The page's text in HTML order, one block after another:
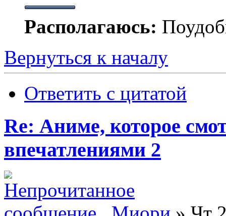
Располагаюсь:
Вернуться к началу
Ответить с цитатой
Re: Аниме, которое
впечатлениями 2